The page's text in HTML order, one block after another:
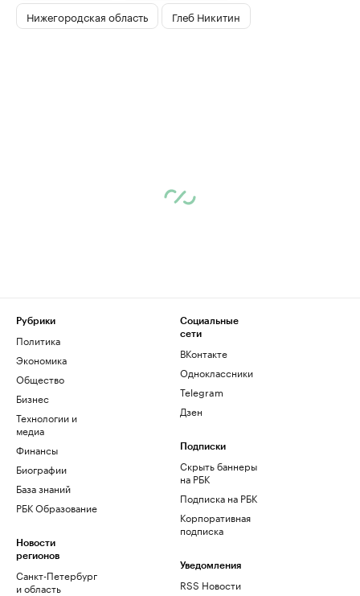
Нижегородская область
Глеб Никитин
Рубрики
Политика
Экономика
Общество
Бизнес
Технологии и
медиа
Финансы
Биографии
База знаний
РБК Образование
Новости
регионов
Санкт-Петербург
и область
Социальные
сети
ВКонтакте
Одноклассники
Telegram
Дзен
Подписки
Скрыть баннеры
на РБК
Подписка на РБК
Корпоративная
подписка
Уведомления
RSS Новости